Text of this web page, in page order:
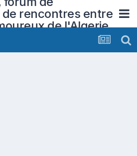
rencontres entre
de l'Algerie